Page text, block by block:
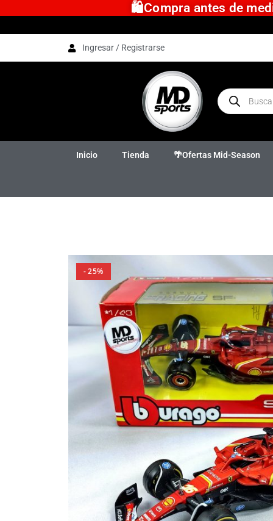
🛍️Compra antes de
Ingresar / Registrarse
Inicio Tienda 🌴Ofertas Mid-Season
- 25%